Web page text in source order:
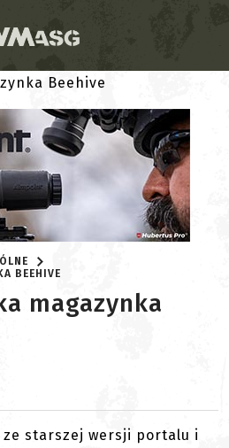
BEEHIVE
magazynka
ze starszej wersji portalu i